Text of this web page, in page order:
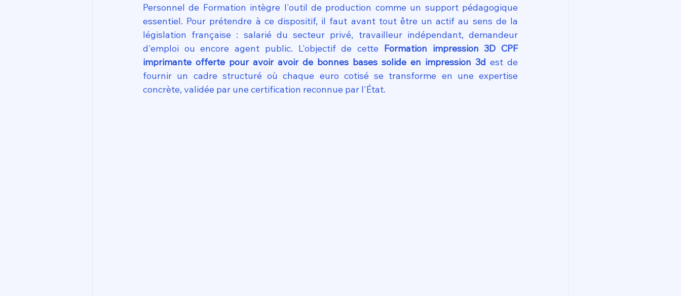
Personnel de Formation intègre l'outil de production comme un support pédagogique
essentiel. Pour prétendre à ce dispositif, il faut avant tout être un actif au sens de la
législation française : salarié du secteur privé, travailleur indépendant, demandeur
d'emploi ou encore agent public. L'objectif de cette Formation impression 3D CPF
imprimante offerte pour avoir avoir de bonnes bases solide en impression 3d est de
fournir un cadre structuré où chaque euro cotisé se transforme en une expertise
concrète, validée par une certification reconnue par l'État.